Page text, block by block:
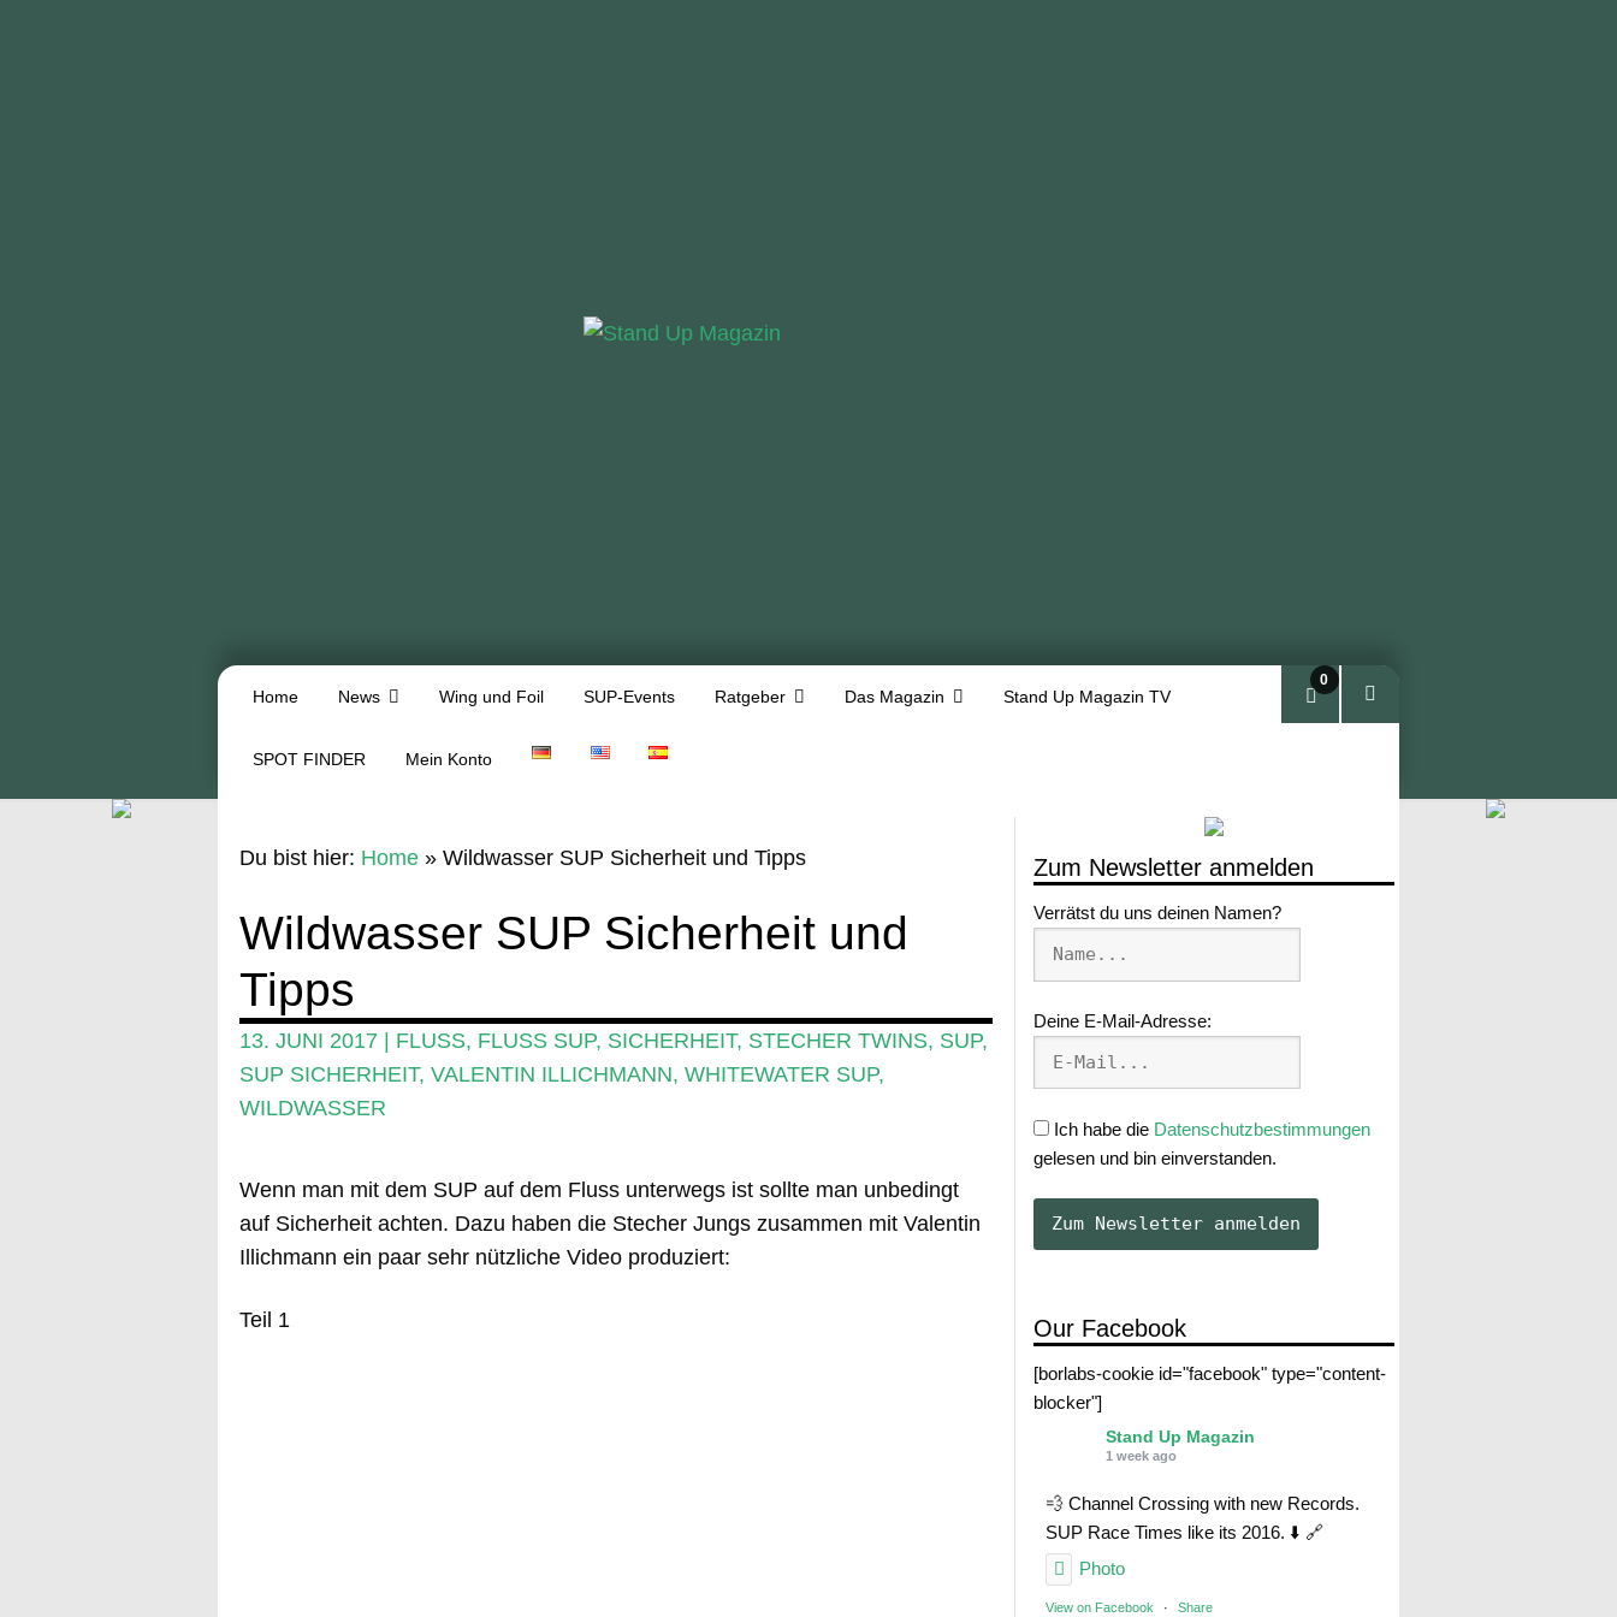
Home News Wing und Foil SUP-Events Ratgeber Das Magazin Stand Up Magazin TV
SPOT FINDER Mein Konto
0
Zum Newsletter anmelden
Verrätst du uns deinen Namen?
Deine E-Mail-Adresse:
Ich habe die Datenschutzbestimmungen
gelesen und bin einverstanden.
Our Facebook
[borlabs-cookie id="facebook" type="content-
blocker"]
Stand Up Magazin
1 week ago
💨 Channel Crossing with new Records.
SUP Race Times like its 2016. ⬇️ 🔗
Photo
View on Facebook · Share
Du bist hier: Home» Wildwasser SUP Sicherheit und Tipps
Wildwasser SUP Sicherheit und
Tipps
13. JUNI 2017 FLUSS, FLUSS SUP, SICHERHEIT, STECHER TWINS, SUP,
SUP SICHERHEIT, VALENTIN ILLICHMANN, WHITEWATER SUP,
WILDWASSER
Wenn man mit dem SUP auf dem Fluss unterwegs ist sollte man unbedingt
auf Sicherheit achten. Dazu haben die Stecher Jungs zusammen mit Valentin
Illichmann ein paar sehr nützliche Video produziert:
Teil 1